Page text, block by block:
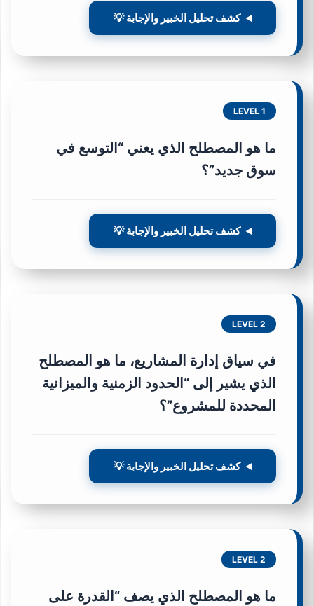
كشف تحليل الخبير والإجابة 💡
LEVEL 1
ما هو المصطلح الذي يعني “التوسع في
سوق جديد”؟
كشف تحليل الخبير والإجابة 💡
LEVEL 2
في سياق إدارة المشاريع، ما هو المصطلح
الذي يشير إلى “الحدود الزمنية والميزانية
المحددة للمشروع”؟
كشف تحليل الخبير والإجابة 💡
LEVEL 2
ما هو المصطلح الذي يصف “القدرة على